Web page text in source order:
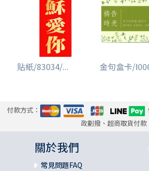
貼紙/83034/... 金句盒卡/
付款方式：
政劃撥、超商取貨付款
關於我們
常見問題FAQ